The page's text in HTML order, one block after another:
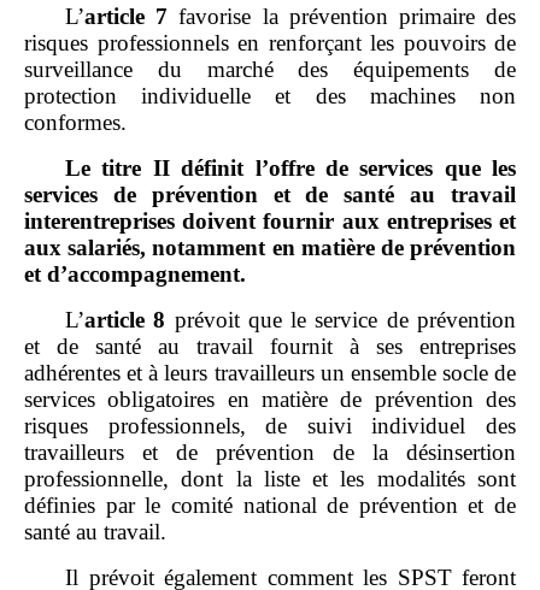
L’article 7 favorise la prévention primaire des
risques professionnels en renforçant les pouvoirs de
surveillance du marché des équipements de
protection individuelle et des machines non
conformes.
Le titre II définit l’offre de services que les
services de prévention et de santé au travail
interentreprises doivent fournir aux entreprises et
aux salariés, notamment en matière de prévention
et d’accompagnement.
L’article 8 prévoit que le service de prévention
et de santé au travail fournit à ses entreprises
adhérentes et à leurs travailleurs un ensemble socle de
services obligatoires en matière de prévention des
risques professionnels, de suivi individuel des
travailleurs et de prévention de la désinsertion
professionnelle, dont la liste et les modalités sont
définies par le comité national de prévention et de
santé au travail.
Il prévoit également comment les SPST feront